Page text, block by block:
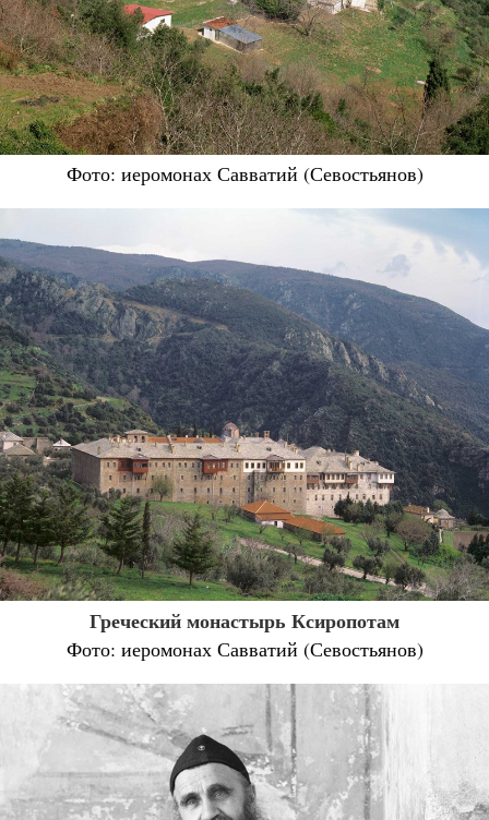
Фото: иеромонах Савватий (Севостьянов)
Греческий монастырь Ксиропотам
Фото: иеромонах Савватий (Севостьянов)